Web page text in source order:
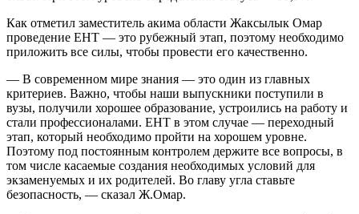
Как отметил заместитель акима области Жаксылык Омар
проведение ЕНТ — это рубежный этап, поэтому необходимо
приложить все силы, чтобы провести его качественно.
— В современном мире знания — это один из главных
критериев. Важно, чтобы наши выпускники поступили в
вузы, получили хорошее образование, устроились на работу и
стали профессионалами. ЕНТ в этом случае — переходный
этап, который необходимо пройти на хорошем уровне.
Поэтому под постоянным контролем держите все вопросы, в
том числе касаемые создания необходимых условий для
экзаменуемых и их родителей. Во главу угла ставьте
безопасность, — сказал Ж.Омар.